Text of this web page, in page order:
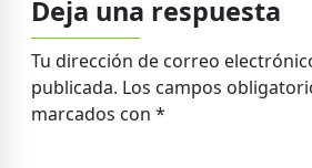
Deja una respuesta
Tu dirección de correo
publicada. Los campos
marcados con *